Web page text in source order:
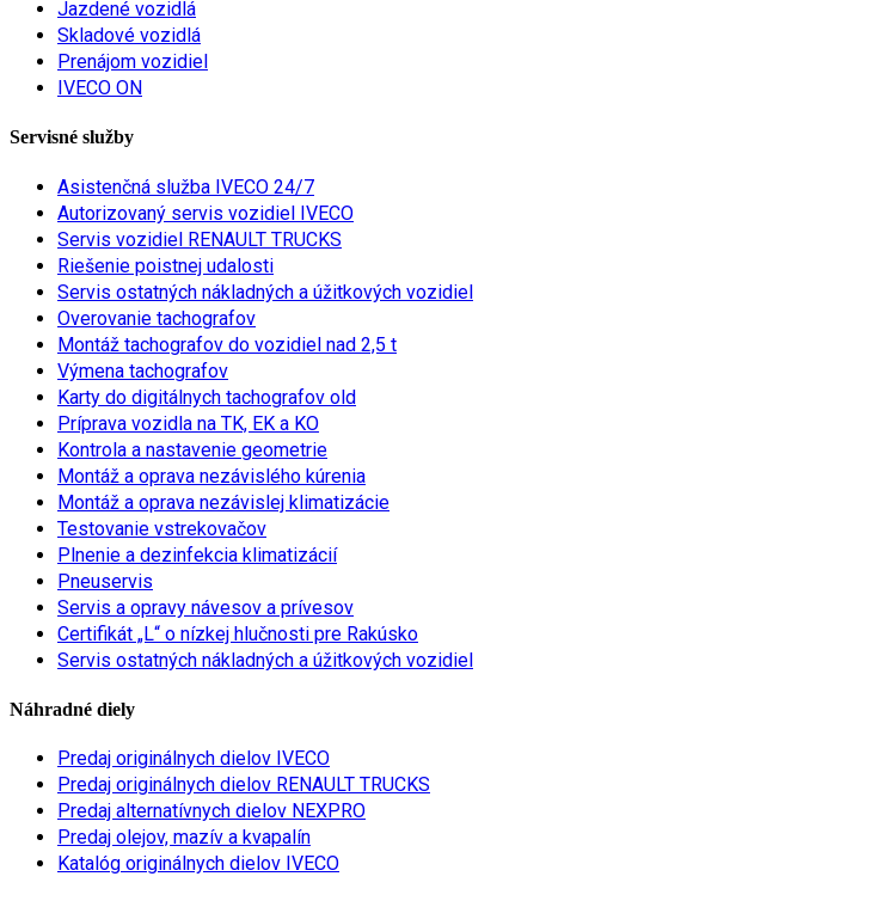
Jazdené vozidlá
Skladové vozidlá
Prenájom vozidiel
IVECO ON
Servisné služby
Asistenčná služba IVECO 24/7
Autorizovaný servis vozidiel IVECO
Servis vozidiel RENAULT TRUCKS
Riešenie poistnej udalosti
Servis ostatných nákladných a úžitkových vozidiel
Overovanie tachografov
Montáž tachografov do vozidiel nad 2,5 t
Výmena tachografov
Karty do digitálnych tachografov old
Príprava vozidla na TK, EK a KO
Kontrola a nastavenie geometrie
Montáž a oprava nezávislého kúrenia
Montáž a oprava nezávislej klimatizácie
Testovanie vstrekovačov
Plnenie a dezinfekcia klimatizácií
Pneuservis
Servis a opravy návesov a prívesov
Certifikát „L“ o nízkej hlučnosti pre Rakúsko
Servis ostatných nákladných a úžitkových vozidiel
Náhradné diely
Predaj originálnych dielov IVECO
Predaj originálnych dielov RENAULT TRUCKS
Predaj alternatívnych dielov NEXPRO
Predaj olejov, mazív a kvapalín
Katalóg originálnych dielov IVECO